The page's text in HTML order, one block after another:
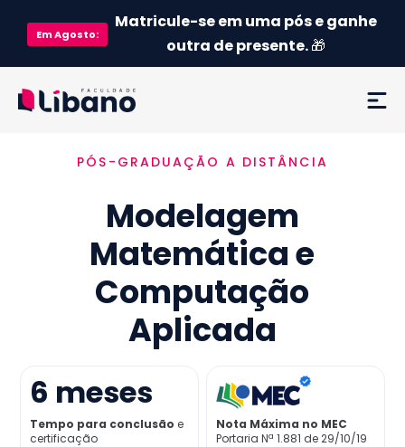
EmAgosto:
Matricule-se em uma pós e ganhe
outra de presente.🎁
Ementa
Como funciona
Credenciamento MEC
Matricule-se
PÓS-GRADUAÇÃO A DISTÂNCIA
Modelagem
Matemática e
Computação
Aplicada
6 meses
Tempo para conclusão e
certificação
Nota Máxima no MEC
Portaria Nª 1.881 de 29/10/19